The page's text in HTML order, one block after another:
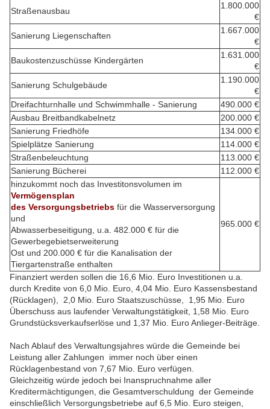
Straßenausbau
1.800.000
€
Sanierung Liegenschaften
1.667.000
€
Baukostenzuschüsse Kindergärten
1.631.000
€
Sanierung Schulgebäude
1.190.000
€
Dreifachturnhalle und Schwimmhalle - Sanierung
490.000 €
Ausbau Breitbandkabelnetz
200.000 €
Sanierung Friedhöfe
134.000 €
Spielplätze Sanierung
114.000 €
Straßenbeleuchtung
113.000 €
Sanierung Bücherei
112.000 €
hinzukommt noch das Investitonsvolumen im
Vermögensplan
des Versorgungsbetriebs für die Wasserversorgung
und
Abwasserbeseitigung, u.a. 482.000 € für die
Gewerbegebietserweiterung
Ost und 200.000 € für die Kanalisation der
Tiergartenstraße enthalten
965.000 €
Finanziert werden sollen die 16,6 Mio. Euro Investitionen u.a.
durch Kredite von 6,0 Mio. Euro, 4,04 Mio. Euro Kassensbestand
(Rücklagen), 2,0 Mio. Euro Staatszuschüsse, 1,95 Mio. Euro
Überschuss aus laufender Verwaltungstätigkeit, 1,58 Mio. Euro
Grundstücksverkaufserlöse und 1,37 Mio. Euro Anlieger-Beiträge.
Nach Ablauf des Verwaltungsjahres würde die Gemeinde bei
Leistung aller Zahlungen immer noch über einen
Rücklagenbestand von 7,67 Mio. Euro verfügen.
Gleichzeitig würde jedoch bei Inanspruchnahme aller
Kreditermächtigungen, die Gesamtverschuldung der Gemeinde
einschließlich Versorgungsbetriebe auf 6,5 Mio. Euro steigen,